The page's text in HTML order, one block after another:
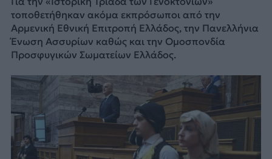
τοποθετήθηκαν ακόμα εκπρόσωποι από την
Αρμενική Εθνική Επιτροπή Ελλάδος, την Πανελλήνια
Ένωση Ασσυρίων καθώς και την Ομοσπονδία
Προσφυγικών Σωματείων Ελλάδος.